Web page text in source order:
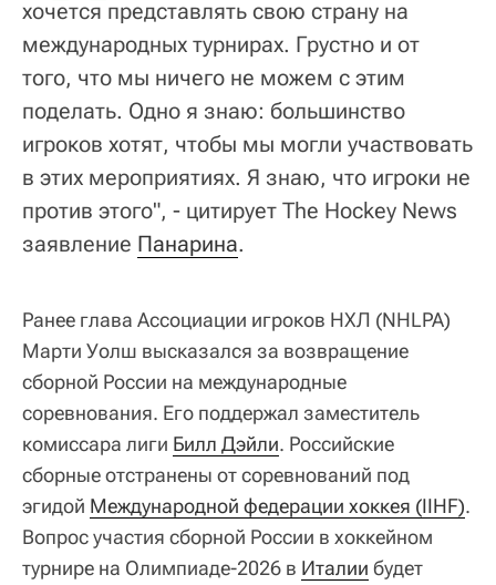
хочется представлять свою страну на
международных турнирах. Грустно и от
того, что мы ничего не можем с этим
поделать. Одно я знаю: большинство
игроков хотят, чтобы мы могли участвовать
в этих мероприятиях. Я знаю, что игроки не
против этого", - цитирует The Hockey News
заявление Панарина.
Ранее глава Ассоциации игроков НХЛ (NHLPA)
Марти Уолш высказался за возвращение
сборной России на международные
соревнования. Его поддержал заместитель
комиссара лиги Билл Дэйли. Российские
сборные отстранены от соревнований под
эгидой Международной федерации хоккея (IIHF).
Вопрос участия сборной России в хоккейном
турнире на Олимпиаде-2026 в Италии будет